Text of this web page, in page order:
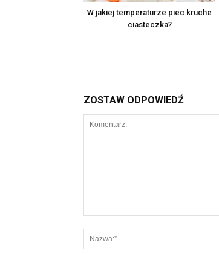
W jakiej temperaturze piec kruche
ciasteczka?
ZOSTAW ODPOWIEDŹ